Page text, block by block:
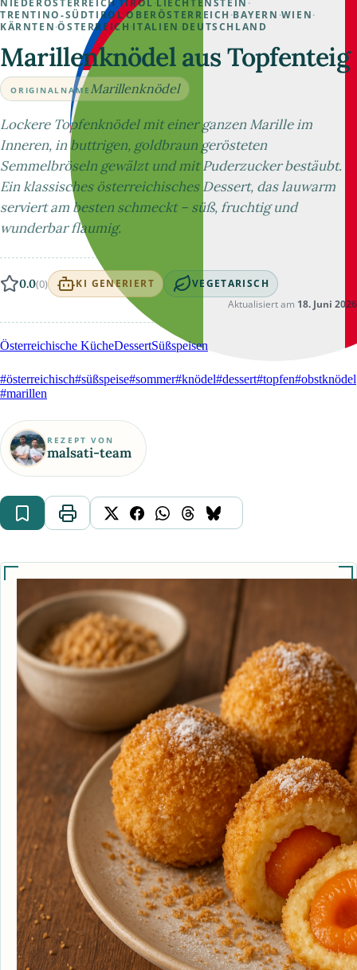
NIEDERÖSTERREICH TIROL ·LIECHTENSTEIN ·
TRENTINO-SÜDTIROL·OBERÖSTERREICH ·BAYERN ·WIEN ·
KÄRNTEN ·ÖSTERREICH ·ITALIEN ·DEUTSCHLAND
Marillenknödel aus Topfenteig
ORIGINALNAME Marillenknödel
Lockere Topfenknödel mit einer ganzen Marille im
Inneren, in buttrigen, goldbraun gerösteten
Semmelbröseln gewälzt und mit Puderzucker bestäubt.
Ein klassisches österreichisches Dessert, das lauwarm
serviert am besten schmeckt – süß, fruchtig und
wunderbar flaumig.
0.0(0) KI GENERIERT VEGETARISCH
Aktualisiert am 18. Juni 2026
Österreichische KücheDessertSüßspeisen
#österreichisch#süßspeise#sommer#knödel#dessert#topfen#obstknödel
#marillen
REZEPT VON
malsati-team